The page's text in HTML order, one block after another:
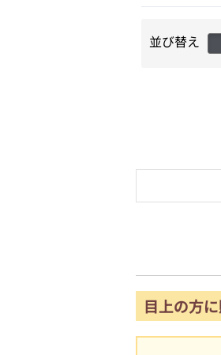
並び替え
目上の方